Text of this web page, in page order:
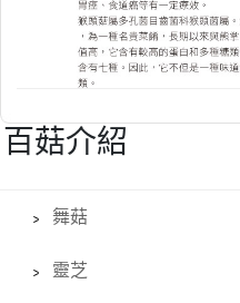
百菇介紹
舞菇
靈芝